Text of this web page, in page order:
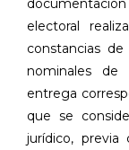
electoral
constancias
nominales
entrega
que se
jurídico, previa